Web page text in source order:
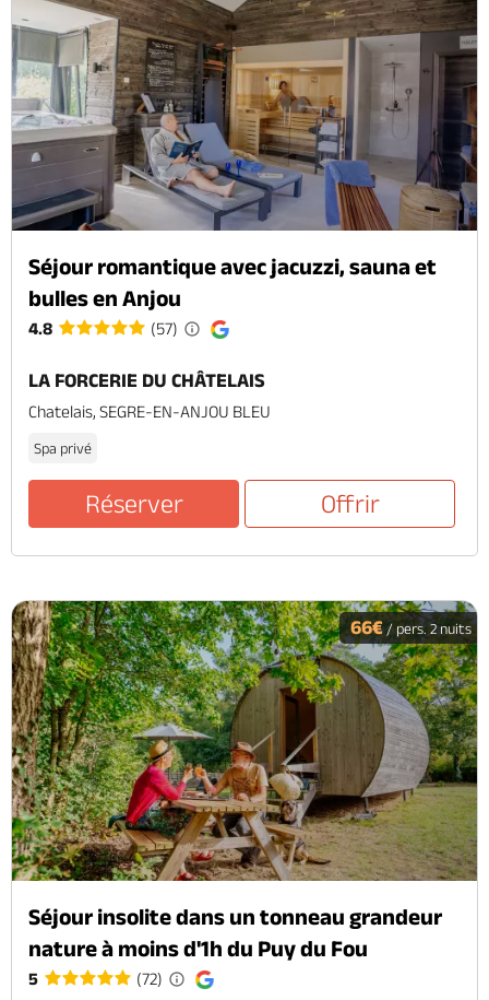
Séjour romantique avec jacuzzi, sauna et
bulles en Anjou
4.8 (57)
LA FORCERIE DU CHÂTELAIS
Chatelais, SEGRE-EN-ANJOU BLEU
Spa privé
Réserver Offrir
66€ / pers. 2 nuits
Séjour insolite dans un tonneau grandeur
nature à moins d'1h du Puy du Fou
5 (72)